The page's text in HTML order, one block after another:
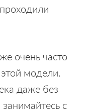
очень часто
модели.
даже без
с